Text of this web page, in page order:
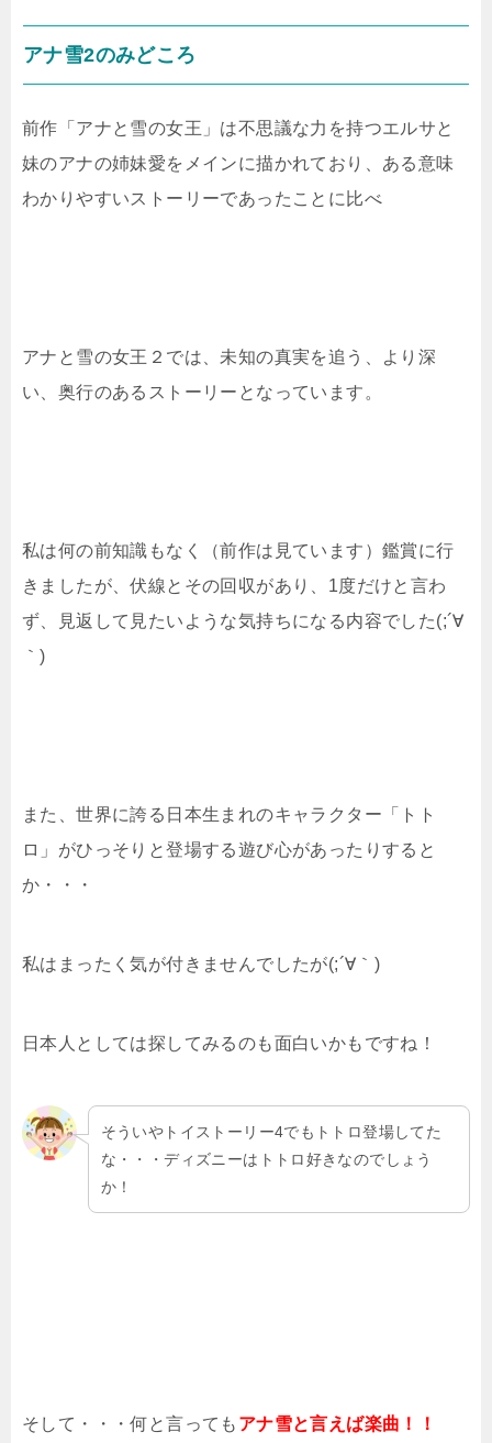
アナ雪2のみどころ
前作「アナと雪の女王」は不思議な力を持つエルサと
妹のアナの姉妹愛をメインに描かれており、ある意味
わかりやすいストーリーであったことに比べ
アナと雪の女王２では、未知の真実を追う、より深
い、奥行のあるストーリーとなっています。
私は何の前知識もなく（前作は見ています）鑑賞に行
きましたが、伏線とその回収があり、1度だけと言わ
ず、見返して見たいような気持ちになる内容でした(;´∀
｀)
また、世界に誇る日本生まれのキャラクター「トト
ロ」がひっそりと登場する遊び心があったりすると
か・・・
私はまったく気が付きませんでしたが(;´∀｀)
日本人としては探してみるのも面白いかもですね！
そういやトイストーリー4でもトトロ登場してた
な・・・ディズニーはトトロ好きなのでしょう
か！
そして・・・何と言っても アナ雪と言えば楽曲！！